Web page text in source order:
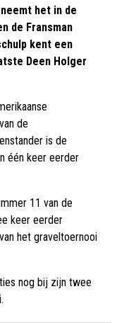
neemt het in de
de Fransman
kent een
Deen Holger
de
is de
één keer eerder
11 van de
keer eerder
het graveltoernooi
nog bij zijn twee